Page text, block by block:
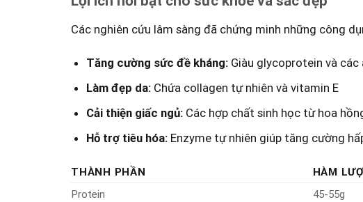
Các nghiên cứu lâm sàng đã chứng ​minh những ​công
Tăng cường sức đề kháng:Giàu glycoprotein và các
Làm đẹp da:Chứa collagen tự nhiên ​và vitamin E
Cải‍ thiện giấc ngủ:Các hợp chất sinh học từ hoa
Hỗ trợ tiêu hóa:Enzyme tự nhiên giúp tăng cường
THÀNH PHẦN HÀM
Protein
45-55g